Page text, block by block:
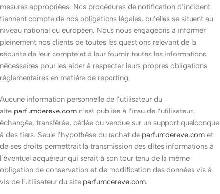
mesures appropriées. Nos procédures de notification d’incident
tiennent compte de nos obligations légales, qu’elles se situent au
niveau national ou européen. Nous nous engageons à informer
pleinement nos clients de toutes les questions relevant de la
sécurité de leur compte et à leur fournir toutes les informations
nécessaires pour les aider à respecter leurs propres obligations
réglementaires en matière de reporting.
Aucune information personnelle de l’utilisateur du
site parfumdereve.com n’est publiée à l’insu de l’utilisateur,
échangée, transférée, cédée ou vendue sur un support quelconque
à des tiers. Seule l’hypothèse du rachat de parfumdereve.com et
de ses droits permettrait la transmission des dites informations à
l’éventuel acquéreur qui serait à son tour tenu de la même
obligation de conservation et de modification des données vis à
vis de l’utilisateur du site parfumdereve.com.